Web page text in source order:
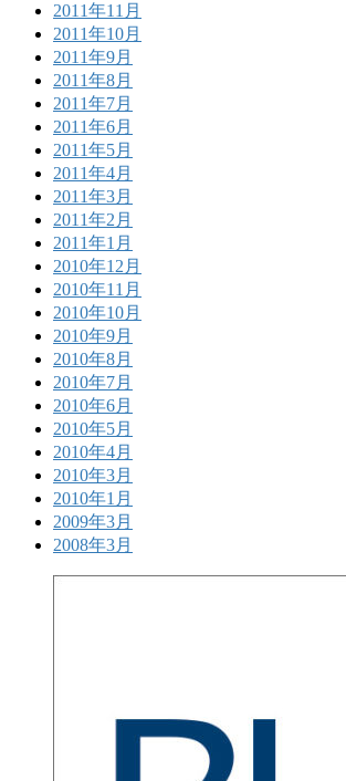
2011年11月
2011年10月
2011年9月
2011年8月
2011年7月
2011年6月
2011年5月
2011年4月
2011年3月
2011年2月
2011年1月
2010年12月
2010年11月
2010年10月
2010年9月
2010年8月
2010年7月
2010年6月
2010年5月
2010年4月
2010年3月
2010年1月
2009年3月
2008年3月